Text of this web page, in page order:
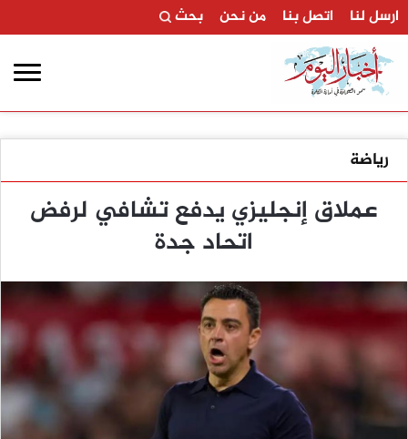
ارسل لنا اتصل بنا من نحن بحث
رياضة
عملاق إنجليزي يدفع تشافي لرفض
اتحاد جدة